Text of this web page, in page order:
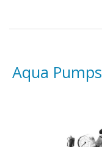
Aqua Pumps